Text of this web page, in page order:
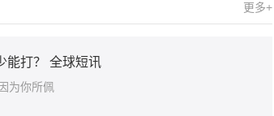
更多+
能打？ 全球短讯
为你所佩